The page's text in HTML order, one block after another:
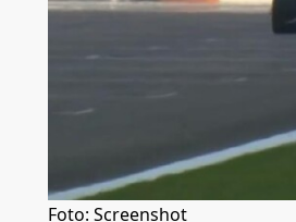
Foto: Screenshot